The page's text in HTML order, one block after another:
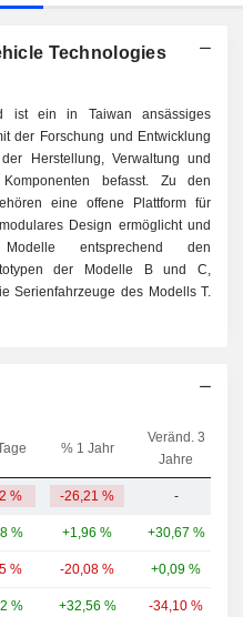
Technologies
ist ein in Taiwan ansässiges
der Forschung und Entwicklung
Herstellung, Verwaltung und
befasst. Zu den
eine offene Plattform für
Design ermöglicht und
entsprechend den
der Modelle B und C,
Serienfahrzeuge des Modells T.
% 1 Jahr
Veränd. 3
Jahre
% -26,21 % -
% +1,96 % +30,67 %
% -20,08 % +0,09 %
% +32,56 % -34,10 %